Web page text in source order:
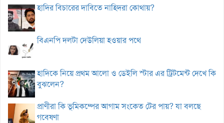
হাদির বিচারের দাবিতে নাহিদরা কোথায়?
বিএনপি দলটা দেউলিয়া হওয়ার পথে
হাদিকে নিয়ে প্রথম আলো ও ডেইলি স্টার এর ট্রিটমেন্ট দেখে কি
বুঝলেন?
প্রাণীরা কি ভূমিকম্পের আগাম সংকেত টের পায়? যা বলছে
গবেষণা